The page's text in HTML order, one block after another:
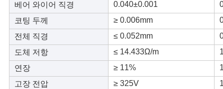
을
요
구
하
베어 와이어 직경
0.040±0.001
코팅 두께
≥ 0.006mm
전체 직경
≤ 0.052mm
도체 저항
≤ 14.433Ω/m
연장
≥ 11%
고장 전압
≥ 325V